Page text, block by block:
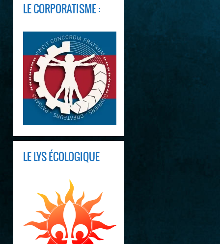
LE CORPORATISME :
LE LYS ÉCOLOGIQUE